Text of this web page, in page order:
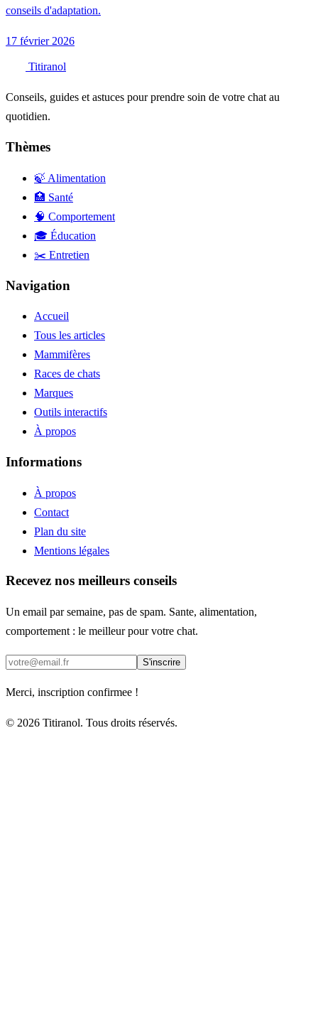
conseils d'adaptation.
17 février 2026
Titiranol
Conseils, guides et astuces pour prendre soin de votre chat au
quotidien.
Thèmes
🍃 Alimentation
🏥 Santé
🧠 Comportement
🎓 Éducation
✂️ Entretien
Navigation
Accueil
Tous les articles
Mammifères
Races de chats
Marques
Outils interactifs
À propos
Informations
À propos
Contact
Plan du site
Mentions légales
Recevez nos meilleurs conseils
Un email par semaine, pas de spam. Sante, alimentation,
comportement : le meilleur pour votre chat.
S'inscrire
Merci, inscription confirmee !
© 2026 Titiranol. Tous droits réservés.